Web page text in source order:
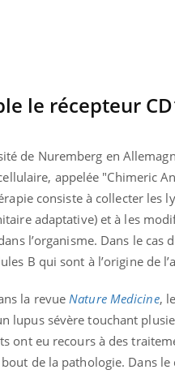
le récepteur
de Nuremberg en
appelée "Chimeric
consiste à collecter les
adaptative) et à les
l’organisme. Dans le
B qui sont à l’origine de
la revueNature Medicine,
lupus sévère touchant
ont eu recours à des
de la pathologie. Dans